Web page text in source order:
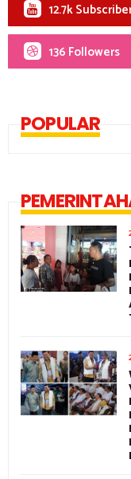
12.7k
136 Followers
POPULAR